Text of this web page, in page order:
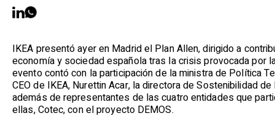
IKEA presentó ayer en Madrid el Plan Allen, dirigido a
economía y sociedad española tras la crisis provocada por
evento contó con la participación de la ministra de Política
CEO de IKEA, Nurettin Acar, la directora de Sostenibilidad de
además de representantes de las cuatro entidades que
ellas, Cotec, con el proyecto DEMOS.